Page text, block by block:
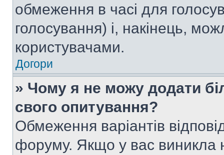
обмеження в часі для
голосування) і, накінець,
користувачами.
Догори
» Чому я не можу додати
свого опитування?
Обмеження варіантів
форуму. Якщо у вас виникла